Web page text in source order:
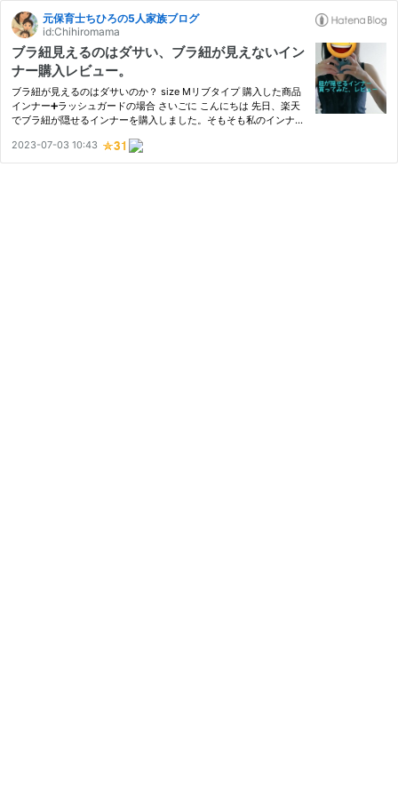
元保育士ちひろの5人家族ブログ
id:Chihiromama
ブラ紐見えるのはダサい、ブラ紐が見えないイン
ナー購入レビュー。
ブラ紐が見えるのはダサいのか？ size Mリブタイプ 購入した商品
インナー➕ラッシュガードの場合 さいごに こんにちは 先日、楽天
でブラ紐が隠せるインナーを購入しました。そもそも私のインナー
た。 ブラ紐が見えるのはダサいのか？ ブラ紐が見えてしまうと…
2023-07-03 10:43